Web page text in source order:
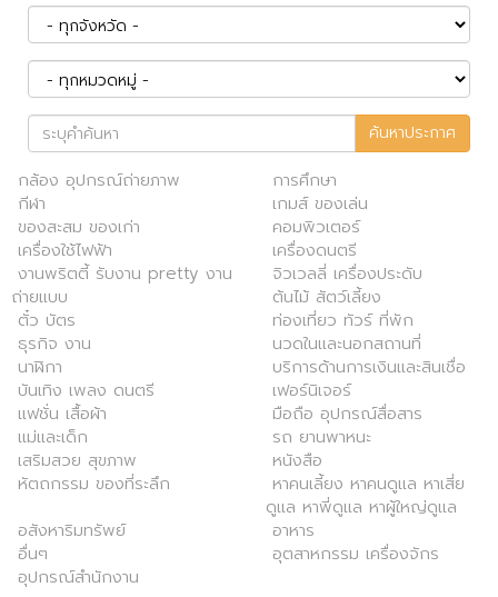
ค้นหาประกาศ
กล้อง อุปกรณ์ถ่ายภาพ
การศึกษา
กีฬา
เกมส์ ของเล่น
ของสะสม ของเก่า
คอมพิวเตอร์
เครื่องใช้ไฟฟ้า
เครื่องดนตรี
งานพริตตี้ รับงาน pretty งาน
ถ่ายแบบ
จิวเวลลี่ เครื่องประดับ
ต้นไม้ สัตว์เลี้ยง
ตั๋ว บัตร
ท่องเที่ยว ทัวร์ ที่พัก
ธุรกิจ งาน
นวดในและนอกสถานที่
นาฬิกา
บริการด้านการเงินและสินเชื่อ
บันเทิง เพลง ดนตรี
เฟอร์นิเจอร์
แฟชั่น เสื้อผ้า
มือถือ อุปกรณ์สื่อสาร
แม่และเด็ก
รถ ยานพาหนะ
เสริมสวย สุขภาพ
หนังสือ
หัตถกรรม ของที่ระลึก
หาคนเลี้ยง หาคนดูแล หาเสี่ย
ดูแล หาพี่ดูแล หาผู้ใหญ่ดูแล
อสังหาริมทรัพย์
อาหาร
อื่นๆ
อุตสาหกรรม เครื่องจักร
อุปกรณ์สำนักงาน